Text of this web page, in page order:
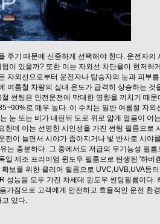
주기 때문에 신중하게 선택해야 한다. 운전자
이 있을까? 또한 이는 자외선 차단율이 현저
자외선으로부터 운전자나 탑승자의 눈과 피부
여름철 차량의 실내 온도가 급격히 상승하는
썬팅은 안전운전에 막대한 영향을 끼치기 때
로 매우 높다. 이 수치는 일반 여름철 자
눈 또는 비가 내린뒤 도로 위로 얇게 얼음이
한데 이는 선명한 시인성을 가진 썬팅 필름으
전이 늘면서 시야가 좁아지거나 빛 반사로 시
는 충분하다. 그 중에서도 저급의 무기능성 필
일 제조 프리미엄 윈도우 필름으로 탄생된 '하
보를 위한 클리어 필름으로 UVC,UVB,UVA
성능을 모두 가진 차세대 윈도우 썬팅필름이
가짐으로 고객에게 안전하고 효율적인 운전
고 있다.